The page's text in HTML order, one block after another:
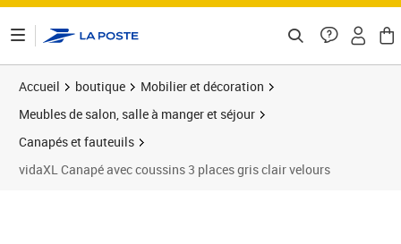
Accueil boutique
Mobilier et décoration
Meubles de salon, salle à manger et séjour
Canapés et fauteuils
vidaXL Canapé avec coussins 3 places gris clair velours